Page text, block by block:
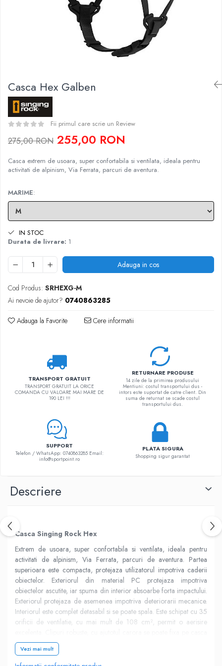
Lopeti de zapada / avalansa
Jachete copii
Caciuli
Pantaloni copii
Sosete
Imbracaminte de corp
Casca Hex Galben
Fii primul care scrie un Review
275,00 RON 255,00 RON
Casca extrem de usoara, super confortabila si ventilata, ideala pentru
activitati de alpinism, Via Ferrata, parcuri de aventura.
MARIME:
IN STOC
Durata de livrare: 1
Adauga in cos
Cod Produs: SRHEXG-M
Ai nevoie de ajutor? 0740863285
Adauga la Favorite Cere informatii
TRANSPORT GRATUIT
TRANSPORT GRATUIT LA ORICE
COMANDA CU VALOARE MAI MARE DE
190 LEI !!!
RETURNARE PRODUSE
14 zile de la primirea produsului
Mentiuni: costul transportului dus -
intors este suportat de catre client. Din
suma de returnat se scade costul
transportului dus.
SUPPORT
Telefon / WhatsApp: 0740863285 Email:
info@sportpoint.ro
PLATA SIGURA
Shopping sigur garantat
Descriere
Casca Singing Rock Hex
Extrem de usoara, super confortabila si ventilata, ideala pentru
activitati de alpinism, Via Ferrata, parcuri de aventura. Partea
superioara este compacta, protejaza utilizatorul impotriva caderii
obiectelor. Exteriorul din material PC protejaza impotriva
obiectelor ascutite, iar spuma din interior absoarbe forta impactului.
Exteriorul protejaza de asemenea impotriva deteriorarii mecanice.
Interiorul este complet detasabil si se poate spala. Este schipat cu 35
orificii de ventilatie, cu mai mult de 108 cm², permit o aerisire
orice lanterna frontala. in spate, lanterna se fixeaza cu elastic,
pentru a preveni pierderea accidentala. Sistem de reglaj al castii,
pentru potrivire cat mai buna, indiferent de conformatia capului.
Vezi mai mult